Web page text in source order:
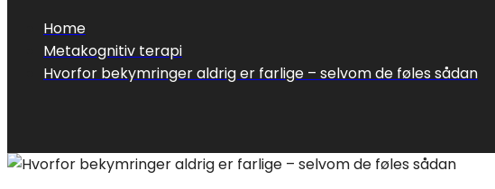
Home
Metakognitiv terapi
Hvorfor bekymringer aldrig er farlige – selvom de føles sådan